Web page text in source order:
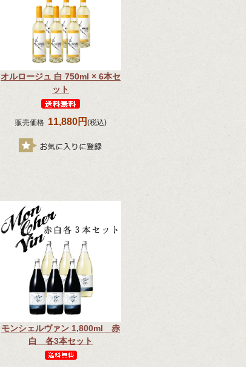
オルロージュ 白 750ml × 6本セ
ット
販売価格 11,880円 (税込)
モンシェルヴァン 1,800ml 赤
白 各3本セット